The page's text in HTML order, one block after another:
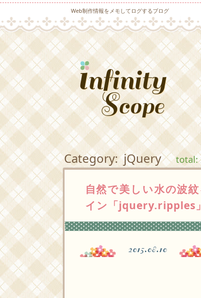
Web制作情報をメモしてログするブログ
Category: jQuery total:
自然で美しい水の波
イン「jquery.ripples」
2015.08.10